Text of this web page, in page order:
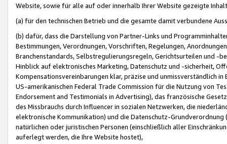
Website, sowie für alle auf oder innerhalb Ihrer Website gezeigte
(a) für den technischen Betrieb und die gesamte damit verbundene
(b) dafür, dass die Darstellung von Partner-Links und
Bestimmungen, Verordnungen, Vorschriften, Regelungen,
Branchenstandards, Selbstregulierungsregeln, Gerichtsurteilen und -
Hinblick auf elektronisches Marketing, Datenschutz und -sicherheit,
Kompensationsvereinbarungen klar, präzise und unmissverständlich
US-amerikanischen Federal Trade Commission für die Nutzung von
Endorsement and Testimonials in Advertising), das französische
des Missbrauchs durch Influencer in sozialen Netzwerken, die
elektronische Kommunikation) und die Datenschutz-
natürlichen oder juristischen Personen (einschließlich aller
auferlegt werden, die Ihre Website hostet),